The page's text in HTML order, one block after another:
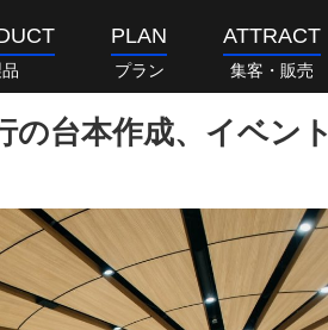
PLAN
プラン
ATTRACT
集客・販売
の台本作成、イベント